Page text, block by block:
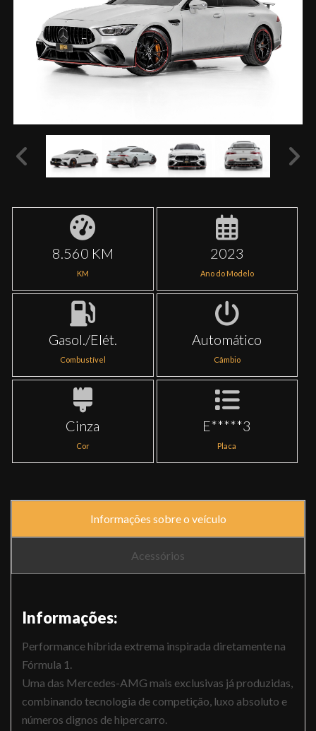
8.560 KM
KM
2023
Ano do Modelo
Gasol./Elét.
Combustível
Automático
Câmbio
Cinza
Cor
E*****3
Placa
Informações sobre o veículo
Acessórios
Informações:
Performance híbrida extrema inspirada diretamente na
Fórmula 1.
Uma das Mercedes-AMG mais exclusivas já produzidas,
combinando tecnologia de competição, luxo absoluto e
números dignos de hipercarro.